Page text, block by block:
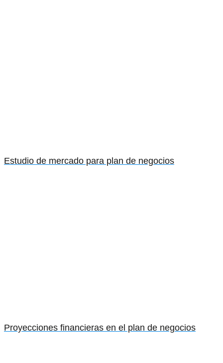
Estudio de mercado para plan de negocios
Proyecciones financieras en el plan de negocios